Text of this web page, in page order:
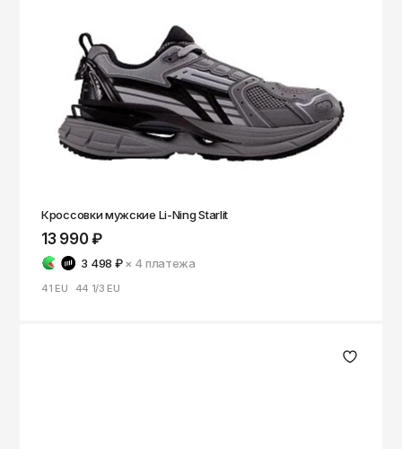
Кроссовки мужские Li-Ning Starlit
13 990 ₽
3 498 ₽ × 4платежа
41 EU 44 1/3 EU